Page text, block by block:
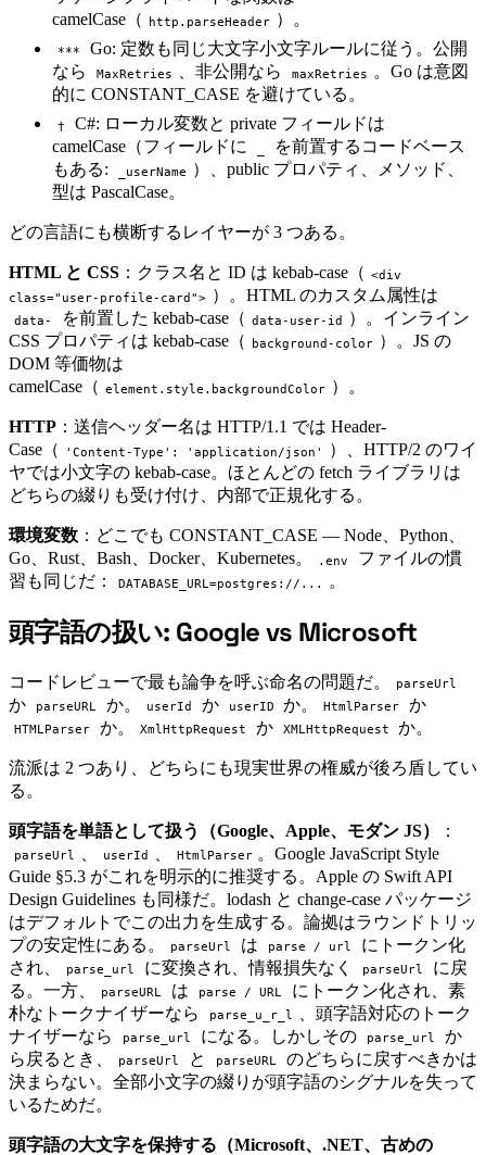
camelCase（
http.parseHeader ）。
***
Go: 定数も同じ大文字小文字ルールに従う。公開
なら
MaxRetries 、非公開なら maxRetries
。Go は意図
的に CONSTANT_CASE を避けている。
†
C#: ローカル変数と private フィールドは
camelCase（フィールドに
を前置するコードベース
もある:
_userName
）、public プロパティ、メソッド、
型は PascalCase。
どの言語にも横断するレイヤーが 3 つある。
HTML と CSS ：クラス名と ID は kebab-case（ <div
class="user-profile-card"> ）。HTML のカスタム属性は
data- を前置した kebab-case（ data-user-id
）。インライン
CSS プロパティは kebab-case（
background-color ）。JS の
DOM 等価物は
camelCase（ element.style.backgroundColor ）。
HTTP ：送信ヘッダー名は HTTP/1.1 では Header-
Case（
'Content-Type': 'application/json'
）、HTTP/2 のワイ
ヤでは小文字の kebab-case。ほとんどの fetch ライブラリは
どちらの綴りも受け付け、内部で正規化する。
環境変数 ：どこでも CONSTANT_CASE — Node、Python、
Go、Rust、Bash、Docker、Kubernetes。
.env
ファイルの慣
習も同じだ：
DATABASE_URL=postgres://... 。
#
頭字語の扱い: Google vs Microsoft
コードレビューで最も論争を呼ぶ命名の問題だ。 parseUrl
か parseURL か。 userId か userID か。 HtmlParser か
HTMLParser か。 XmlHttpRequest か XMLHttpRequest か。
流派は 2 つあり、どちらにも現実世界の権威が後ろ盾してい
る。
頭字語を単語として扱う（Google、Apple、モダン JS） ：
parseUrl userId HtmlParser 。Google JavaScript Style
Guide §5.3 がこれを明示的に推奨する。Apple の Swift API
Design Guidelines も同様だ。lodash と change-case パッケージ
はデフォルトでこの出力を生成する。論拠はラウンドトリッ
プの安定性にある。
parseUrl は parse / url
にトークン化
され、
parse_url に変換され、情報損失なく parseUrl
に戻
る。一方、
parseURL は parse / URL
にトークン化され、素
朴なトークナイザーなら
parse_u_r_l
、頭字語対応のトーク
ナイザーなら
parse_url になる。しかしその parse_url
か
ら戻るとき、
parseUrl と parseURL
のどちらに戻すべきかは
決まらない。全部小文字の綴りが頭字語のシグナルを失って
いるためだ。
頭字語の大文字を保持する（Microsoft、.NET、古めの